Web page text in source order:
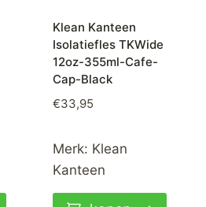
Klean Kanteen
Isolatiefles TKWide
12oz-355ml-Cafe-
Cap-Black
€33,95
Merk: Klean
Kanteen